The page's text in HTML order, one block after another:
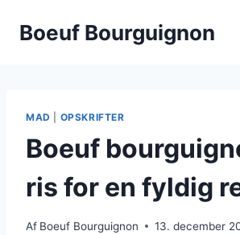
Boeuf Bourguignon
MAD OPSKRIFTER
Boeuf
ris for en fyldig
Af Boeuf Bourguignon 13. december